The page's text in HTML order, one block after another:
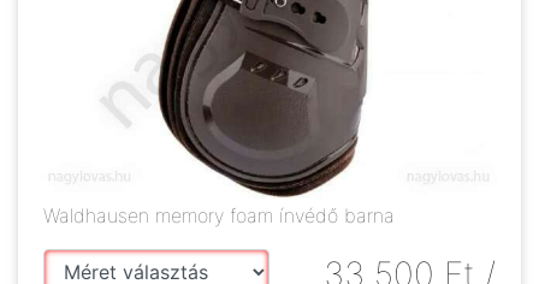
Waldhausen memory foam ínvédő barna
33 500 Ft /